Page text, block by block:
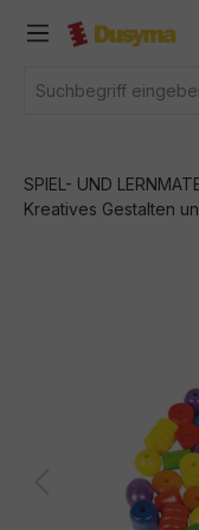
springen
SPIEL- UND
Kreatives Gestalten